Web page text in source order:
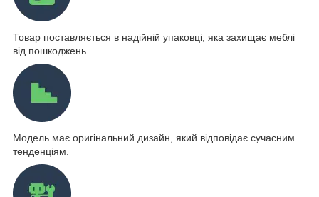
Товар поставляється в надійній упаковці, яка захищає меблі
від пошкоджень.
Модель має оригінальний дизайн, який відповідає сучасним
тенденціям.